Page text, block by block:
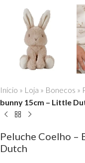
Início » Loja » Bonecos »
bunny 15cm – Little
Peluche Coelho –
Dutch